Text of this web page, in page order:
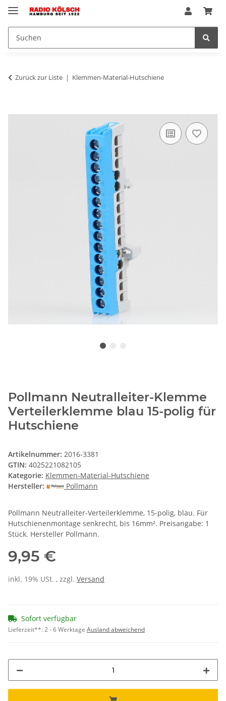
Zurück zur Liste Klemmen-Material-Hutschiene
Pollmann Neutralleiter-Klemme
Verteilerklemme blau 15-polig für
Hutschiene
Artikelnummer: 2016-3381
GTIN: 4025221082105
Kategorie: Klemmen-Material-Hutschiene
Hersteller:
Pollmann
Pollmann Neutralleiter-Verteilerklemme, 15-polig, blau. Für
Hutschienenmontage senkrecht, bis 16mm². Preisangabe: 1
Stück. Hersteller Pollmann.
9,95 €
inkl. 19% USt. , zzgl. Versand
Sofort verfügbar
Lieferzeit**:2 - 6 Werktage Ausland abweichend